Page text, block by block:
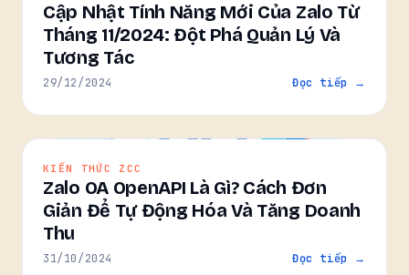
Cập Nhật Tính Năng Mới Của Zalo Từ
Tháng 11/2024: Đột Phá Quản Lý Và
Tương Tác
29/12/2024 Đọc tiếp →
KIẾN THỨC ZCC
Zalo OA OpenAPI Là Gì? Cách Đơn
Giản Để Tự Động Hóa Và Tăng Doanh
Thu
31/10/2024 Đọc tiếp →